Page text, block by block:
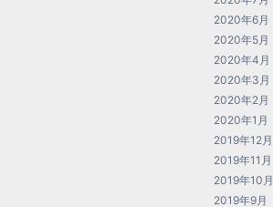
2020年6月
2020年5月
2020年4月
2020年3月
2020年2月
2020年1月
2019年12月
2019年11月
2019年10月
2019年9月